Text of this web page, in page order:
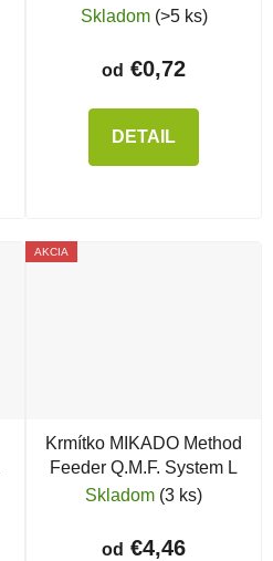
Skladom (>5 ks)
od €0,72
DETAIL
AKCIA
Krmítko MIKADO Method
Feeder Q.M.F. System L
Skladom (3 ks)
od €4,46